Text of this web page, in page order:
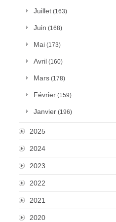
Juillet (163)
Juin (168)
Mai (173)
Avril (160)
Mars (178)
Février (159)
Janvier (196)
2025
2024
2023
2022
2021
2020